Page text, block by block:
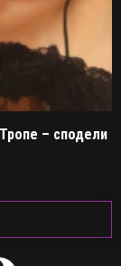
– сподели